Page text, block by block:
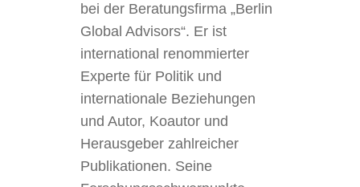
bei der Beratungsfirma „Berlin
Global Advisors“. Er ist
international renommierter
Experte für Politik und
internationale Beziehungen
und Autor, Koautor und
Herausgeber zahlreicher
Publikationen. Seine